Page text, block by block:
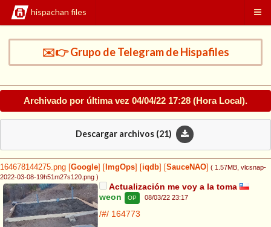
hispachan files
✉️👉 Grupo de Telegram de Hispafiles
Archivado por última vez 04/04/22 17:28 (Hora Local).
Descargar archivos (21)
164678144275.png Google ImgOps iqdb SauceNAO ( 1.57MB , vlcsnap-
2022-03-08-19h51m27s120.png )
Actualización me voy a la toma
weon
OP 08/03/22 23:17
/#/ 164773